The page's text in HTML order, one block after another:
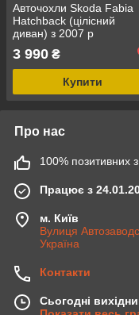
Авточохли Skoda Fabia
Hatchback (цілісний
диван) з 2007 р
3 990 ₴
Купити
Про нас
100% позитивних з
Працює з
м. Київ
Вулиця
Україна
Контакти
Сьогодні